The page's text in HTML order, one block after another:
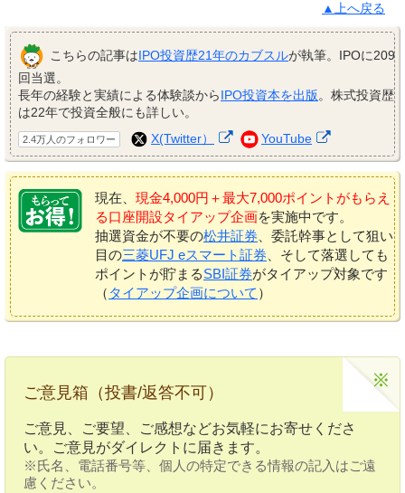
▲上へ戻る
こちらの記事はIPO投資歴21年のカブスルが執筆。IPOに209
回当選。
長年の経験と実績による体験談からIPO投資本を出版。株式投資歴
は22年で投資全般にも詳しい。
2.4万人のフォロワー X(Twitter） YouTube
現在、 現金4,000円＋最大7,000ポイントがもらえ
る口座開設タイアップ企画を実施中です。
抽選資金が不要の松井証券、委託幹事として狙い
目の三菱UFJ eスマート証券、そして落選しても
ポイントが貯まるSBI証券がタイアップ対象です
（ タイアップ企画について ）
ご意見箱（投書/返答不可）
ご意見、ご要望、ご感想などお気軽にお寄せくださ
い。ご意見がダイレクトに届きます。
※氏名、電話番号等、個人の特定できる情報の記入はご遠
慮ください。